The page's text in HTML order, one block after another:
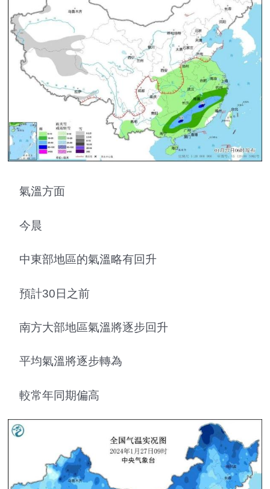
氣溫方面
今晨
中東部地區的氣溫略有回升
預計30日之前
南方大部地區氣溫將逐步回升
平均氣溫將逐步轉為
較常年同期偏高